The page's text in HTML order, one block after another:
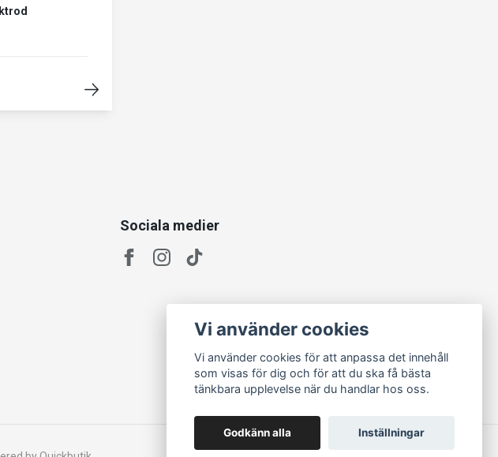
Sociala medier
Vi använder cookies
Vi använder cookies för att anpassa det innehåll
som visas för dig och för att du ska få bästa
tänkbara upplevelse när du handlar hos oss.
Godkänn alla Inställningar